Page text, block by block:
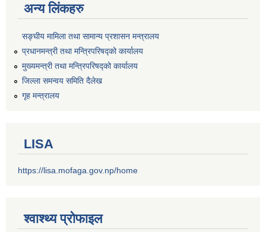
अन्य लिंकहरु
सङ्‍घीय मामिला तथा सामान्य प्रशासन मन्त्रालय
प्रधानमन्त्री तथा मन्त्रिपरिषद्को कार्यालय
मुख्यमन्त्री तथा मन्त्रिपरिषद्को कार्यालय
जिल्ला समन्वय समिति दैलेख
गृह मन्त्रालय
LISA
https://lisa.mofaga.gov.np/home
श्वाश्थ्य प्रोफाइल